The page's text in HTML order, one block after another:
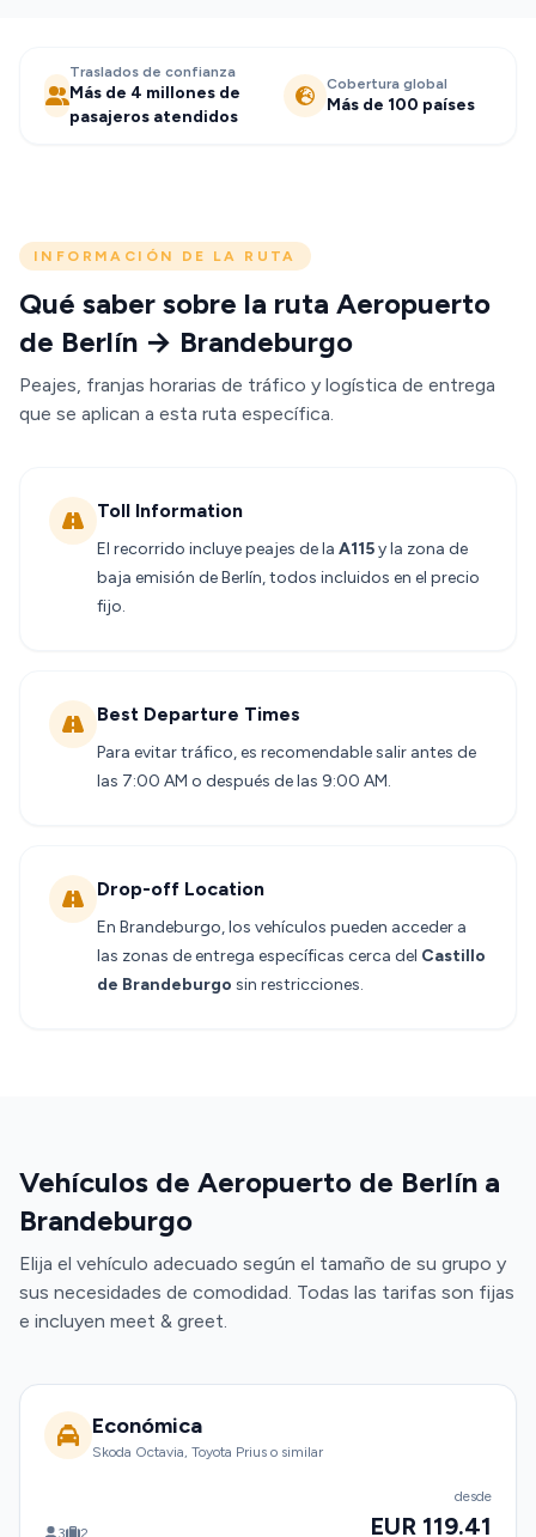
Traslados de confianza
Más de 4 millones de
pasajeros atendidos
Cobertura global
Más de 100 países
INFORMACIÓN DE LA RUTA
Qué saber sobre la ruta Aeropuerto
de Berlín → Brandeburgo
Peajes, franjas horarias de tráfico y logística de entrega
que se aplican a esta ruta específica.
Toll Information
El recorrido incluye peajes de la A115y la zona de
baja emisión de Berlín, todos incluidos en el precio
fijo.
Best Departure Times
Para evitar tráfico, es recomendable salir antes de
las 7:00 AM o después de las 9:00 AM.
Drop-off Location
En Brandeburgo, los vehículos pueden acceder a
las zonas de entrega específicas cerca del Castillo
de Brandeburgo sin restricciones.
Vehículos de Aeropuerto de Berlín a
Brandeburgo
Elija el vehículo adecuado según el tamaño de su grupo y
sus necesidades de comodidad. Todas las tarifas son fijas
e incluyen meet & greet.
Económica
Skoda Octavia, Toyota Prius o similar
3 2
desde
EUR 119.41